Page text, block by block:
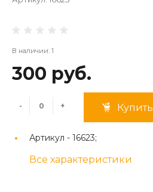
В наличии: 1
300 руб.
- + Купить
Артикул - 16623;
Все характеристики